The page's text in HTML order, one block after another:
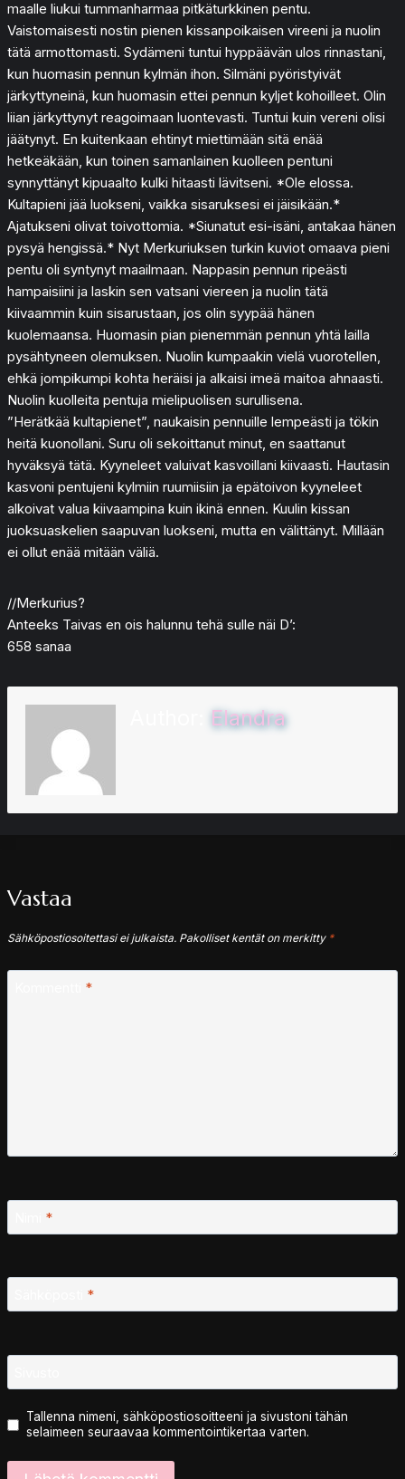
maalle liukui tummanharmaa pitkäturkkinen pentu.
Vaistomaisesti nostin pienen kissanpoikaisen vireeni ja nuolin
tätä armottomasti. Sydämeni tuntui hyppäävän ulos rinnastani,
kun huomasin pennun kylmän ihon. Silmäni pyöristyivät
järkyttyneinä, kun huomasin ettei pennun kyljet kohoilleet. Olin
liian järkyttynyt reagoimaan luontevasti. Tuntui kuin vereni olisi
jäätynyt. En kuitenkaan ehtinyt miettimään sitä enää
hetkeäkään, kun toinen samanlainen kuolleen pentuni
synnyttänyt kipuaalto kulki hitaasti lävitseni. *Ole elossa.
Kultapieni jää luokseni, vaikka sisaruksesi ei jäisikään.*
Ajatukseni olivat toivottomia. *Siunatut esi-isäni, antakaa hänen
pysyä hengissä.* Nyt Merkuriuksen turkin kuviot omaava pieni
pentu oli syntynyt maailmaan. Nappasin pennun ripeästi
hampaisiini ja laskin sen vatsani viereen ja nuolin tätä
kiivaammin kuin sisarustaan, jos olin syypää hänen
kuolemaansa. Huomasin pian pienemmän pennun yhtä lailla
pysähtyneen olemuksen. Nuolin kumpaakin vielä vuorotellen,
ehkä jompikumpi kohta heräisi ja alkaisi imeä maitoa ahnaasti.
Nuolin kuolleita pentuja mielipuolisen surullisena.
”Herätkää kultapienet”, naukaisin pennuille lempeästi ja tökin
heitä kuonollani. Suru oli sekoittanut minut, en saattanut
hyväksyä tätä. Kyyneleet valuivat kasvoillani kiivaasti. Hautasin
kasvoni pentujeni kylmiin ruumiisiin ja epätoivon kyyneleet
alkoivat valua kiivaampina kuin ikinä ennen. Kuulin kissan
juoksuaskelien saapuvan luokseni, mutta en välittänyt. Millään
ei ollut enää mitään väliä.
//Merkurius?
Anteeks Taivas en ois halunnu tehä sulle näi D’:
658 sanaa
Elandra
Vastaa
Sähköpostiosoitettasi ei julkaista. Pakolliset kentät on merkitty *
*
*
*
Tallenna nimeni, sähköpostiosoitteeni ja sivustoni tähän
selaimeen seuraavaa kommentointikertaa varten.